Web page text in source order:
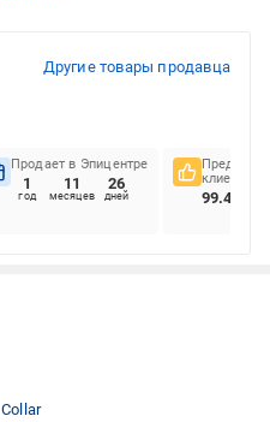
Другие товары продавца
Продает в Эпицентре
1
год
11
месяцев
26
дней
клиентов
99.45%
Collar